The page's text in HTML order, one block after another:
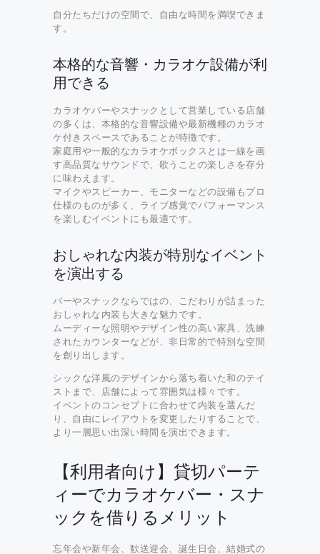
自分たちだけの空間で、自由な時間を満喫できま
す。
本格的な音響・カラオケ設備が利
用できる
カラオケバーやスナックとして営業している店舗
の多くは、本格的な音響設備や最新機種のカラオ
ケ付きスペースであることが特徴です。
家庭用や一般的なカラオケボックスとは一線を画
す高品質なサウンドで、歌うことの楽しさを存分
に味わえます。
マイクやスピーカー、モニターなどの設備もプロ
仕様のものが多く、ライブ感覚でパフォーマンス
を楽しむイベントにも最適です。
おしゃれな内装が特別なイベント
を演出する
バーやスナックならではの、こだわりが詰まった
おしゃれな内装も大きな魅力です。
ムーディーな照明やデザイン性の高い家具、洗練
されたカウンターなどが、非日常的で特別な空間
を創り出します。
シックな洋風のデザインから落ち着いた和のテイ
ストまで、店舗によって雰囲気は様々です。
イベントのコンセプトに合わせて内装を選んだ
り、自由にレイアウトを変更したりすることで、
より一層思い出深い時間を演出できます。
【利用者向け】貸切パーテ
ィーでカラオケバー・スナ
ックを借りるメリット
忘年会や新年会、歓送迎会、誕生日会、結婚式の